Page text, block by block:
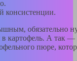
консистенции.
обязательно
в картофель. А так —
пюре,